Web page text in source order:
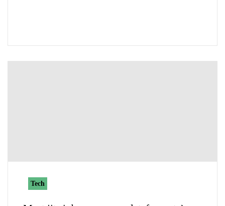
Tech